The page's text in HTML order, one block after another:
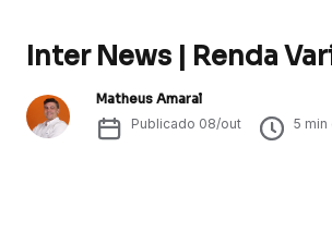
Inter News | Renda
Matheus Amaral
Publicado 08/out 5 min